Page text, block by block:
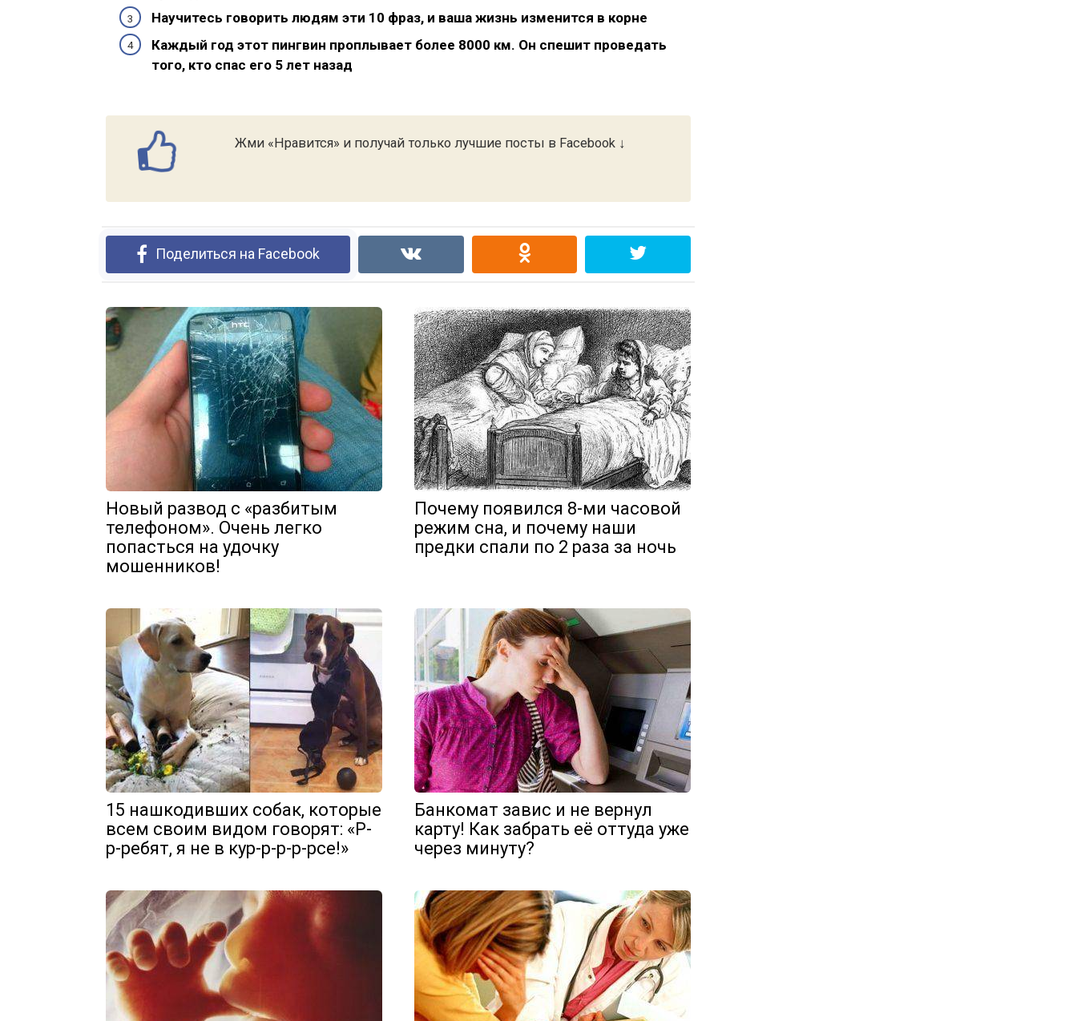
Научитесь говорить людям эти 10 фраз, и ваша жизнь изменится в корне
Каждый год этот пингвин проплывает более 8000 км. Он спешит проведать
того, кто спас его 5 лет назад
Жми «Нравится» и получай только лучшие посты в Facebook ↓
Поделиться на Facebook
Новый развод с «разбитым
телефоном». Очень легко
попасться на удочку
мошенников!
Почему появился 8-ми часовой
режим сна, и почему наши
предки спали по 2 раза за ночь
15 нашкодивших собак, которые
всем своим видом говорят: «Р-
р-ребят, я не в кур-р-р-р-рсе!»
Банкомат завис и не вернул
карту! Как забрать её оттуда уже
через минуту?